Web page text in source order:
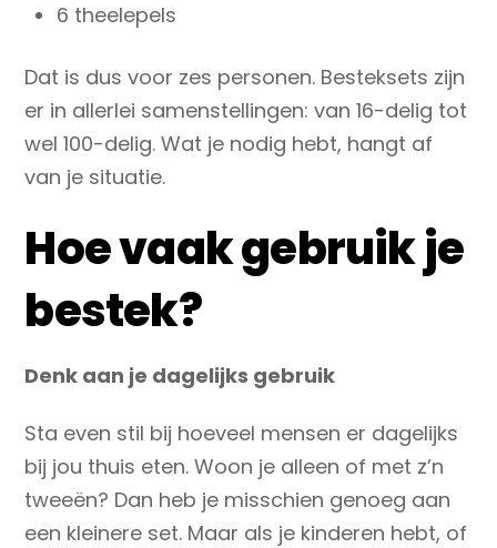
6 theelepels
Dat is dus voor zes personen. Besteksets zijn
er in allerlei samenstellingen: van 16-delig tot
wel 100-delig. Wat je nodig hebt, hangt af
van je situatie.
Hoe vaak gebruik je
bestek?
Denk aan je dagelijks gebruik
Sta even stil bij hoeveel mensen er dagelijks
bij jou thuis eten. Woon je alleen of met z’n
tweeën? Dan heb je misschien genoeg aan
een kleinere set. Maar als je kinderen hebt, of